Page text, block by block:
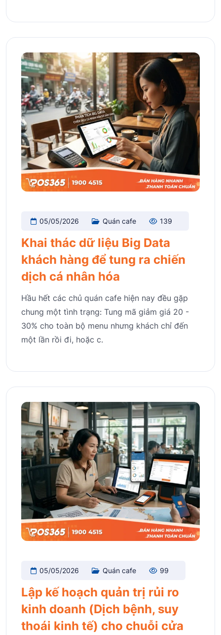
05/05/2026 Quán cafe 139
Khai thác dữ liệu Big Data
khách hàng để tung ra chiến
dịch cá nhân hóa
Hầu hết các chủ quán cafe hiện nay đều gặp
chung một tình trạng: Tung mã giảm giá 20 -
30% cho toàn bộ menu nhưng khách chỉ đến
một lần rồi đi, hoặc c.
05/05/2026 Quán cafe 99
Lập kế hoạch quản trị rủi ro
kinh doanh (Dịch bệnh, suy
thoái kinh tế) cho chuỗi cửa